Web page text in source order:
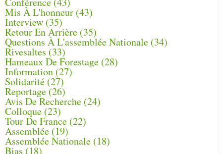
Mis À L'honneur (43)
Interview (35)
Retour En Arrière (35)
Questions À L'assemblée Nationale (34)
Rivesaltes (33)
Hameaux De Forestage (28)
Information (27)
Solidarité (27)
Reportage (26)
Avis De Recherche (24)
Colloque (23)
Tour De France (22)
Assemblée (19)
Assemblée Nationale (18)
Bias (18)